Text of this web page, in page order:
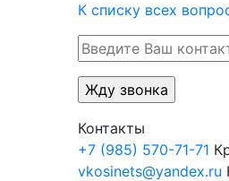
К списку всех
Контакты
+7 (985) 570-71-71
vkosinets@yandex.ru